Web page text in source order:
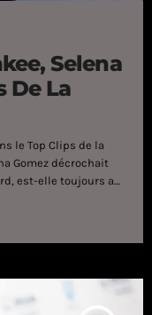
Selena
De La
le Top Clips de la
Gomez décrochait
est-elle toujours au
? Une chose est
Me" et "Look At Her